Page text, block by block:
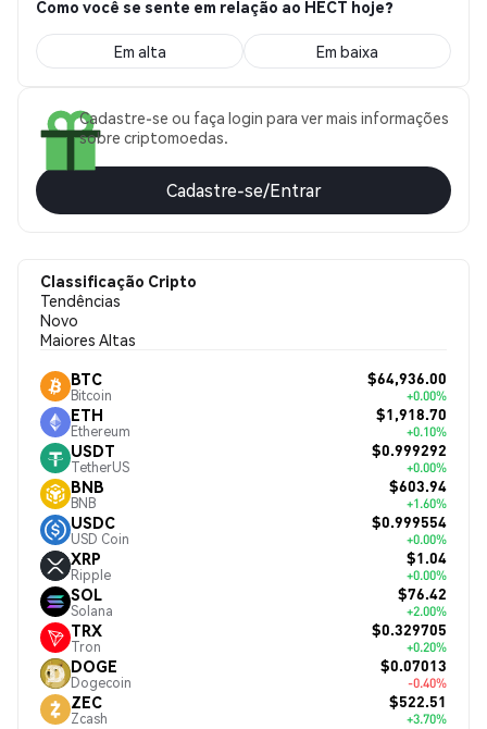
Como você se sente em relação ao HECT hoje?
Em alta Em baixa
Cadastre-se ou faça login para ver mais informações
sobre criptomoedas.
Cadastre-se/Entrar
Classificação Cripto
Tendências
Novo
Maiores Altas
BTC
Bitcoin
$64,936.00
+0.00%
ETH
Ethereum
$1,918.70
+0.10%
USDT
TetherUS
$0.999292
+0.00%
BNB
BNB
$603.94
+1.60%
USDC
USD Coin
$0.999554
+0.00%
XRP
Ripple
$1.04
+0.00%
SOL
Solana
$76.42
+2.00%
TRX
Tron
$0.329705
+0.20%
DOGE
Dogecoin
$0.07013
-0.40%
ZEC
Zcash
$522.51
+3.70%